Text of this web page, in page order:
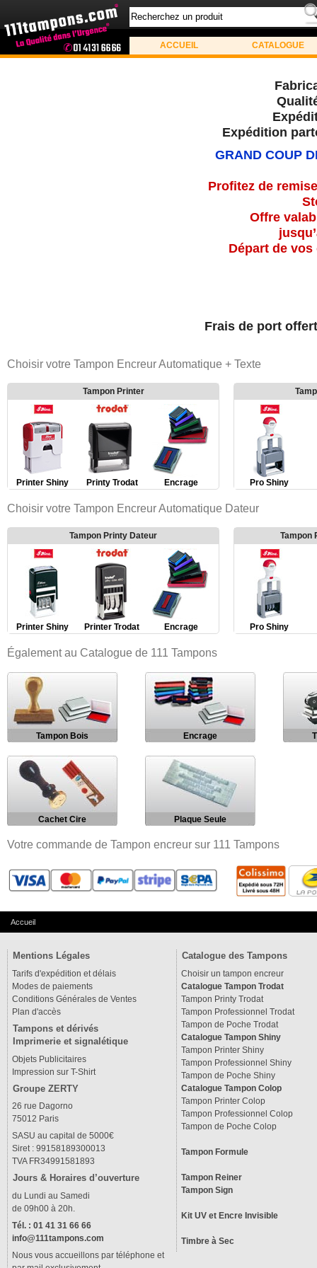
ACCUEIL CATALOGUE
Expédition
GRAND COUP
Profitez de
Offre
Départ de vos
Frais de port
Choisir votre Tampon Encreur Automatique + Texte
Tampon Printer
Printer Shiny Printy Trodat Encrage Pro Shiny
Choisir votre Tampon Encreur Automatique Dateur
Tampon Printy Dateur
Printer Shiny Printer Trodat Encrage
Tampon
Pro Shiny
Également au Catalogue de 111 Tampons
Tampon Bois Encrage
Cachet Cire Plaque Seule
Votre commande de Tampon encreur sur 111 Tampons
Accueil
Mentions Légales
Tarifs d'expédition et délais
Modes de paiements
Conditions Générales de Ventes
Plan d'accès
Tampons et dérivés
Imprimerie et signalétique
Objets Publicitaires
Impression sur T-Shirt
Groupe ZERTY
26 rue Dagorno
75012 Paris
SASU au capital de 5000€
Siret : 99158189300013
TVA FR34991581893
Jours & Horaires d’ouverture
du Lundi au Samedi
de 09h00 à 20h.
Tél. : 01 41 31 66 66
info@111tampons.com
Nous vous accueillons par téléphone et
Catalogue des Tampons
Choisir un tampon encreur
Catalogue Tampon Trodat
Tampon Printy Trodat
Tampon Professionnel Trodat
Tampon de Poche Trodat
Catalogue Tampon Shiny
Tampon Printer Shiny
Tampon Professionnel Shiny
Tampon de Poche Shiny
Catalogue Tampon Colop
Tampon Printer Colop
Tampon Professionnel Colop
Tampon de Poche Colop
Tampon Formule
Tampon Reiner
Tampon Sign
Kit UV et Encre Invisible
Timbre à Sec